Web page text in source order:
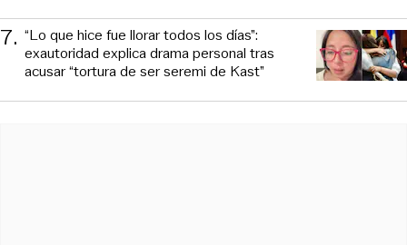
7. “Lo que hice fue llorar todos los días”:
exautoridad explica drama personal tras
acusar “tortura de ser seremi de Kast”